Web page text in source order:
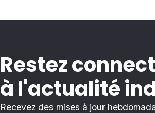
Restez
à l'actualité
Recevez des mises à jour